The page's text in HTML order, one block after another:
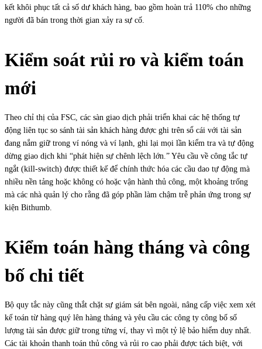
kết khôi phục tất cả số dư khách hàng, bao gồm hoàn trả 110% cho những
người đã bán trong thời gian xảy ra sự cố.
Kiểm soát rủi ro và kiểm toán
mới
Theo chỉ thị của FSC, các sàn giao dịch phải triển khai các hệ thống tự
động liên tục so sánh tài sản khách hàng được ghi trên sổ cái với tài sản
đang nắm giữ trong ví nóng và ví lạnh, ghi lại mọi lần kiểm tra và tự động
dừng giao dịch khi “phát hiện sự chênh lệch lớn.” Yêu cầu về công tắc tự
ngắt (kill-switch) được thiết kế để chính thức hóa các cầu dao tự động mà
nhiều nền tảng hoặc không có hoặc vận hành thủ công, một khoảng trống
mà các nhà quản lý cho rằng đã góp phần làm chậm trễ phản ứng trong sự
kiện Bithumb.
Kiểm toán hàng tháng và công
bố chi tiết
Bộ quy tắc này cũng thắt chặt sự giám sát bên ngoài, nâng cấp việc xem xét
kế toán từ hàng quý lên hàng tháng và yêu cầu các công ty công bố số
lượng tài sản được giữ trong từng ví, thay vì một tỷ lệ bảo hiểm duy nhất.
Các tài khoản thanh toán thủ công và rủi ro cao phải được tách biệt, với